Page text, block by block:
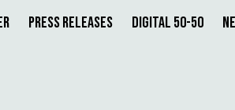
Press Releases Digital 50-50